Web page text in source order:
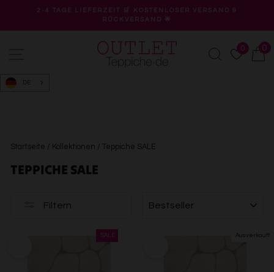
Inhalt
Pause
2-4 TAGE LIEFERZEIT 🛒 KOSTENLOSER VERSAND &
RÜCKVERSAND 🌟
Suche
0 0
Startseite / Kollektionen / Teppiche SALE
TEPPICHE SALE
Filtern